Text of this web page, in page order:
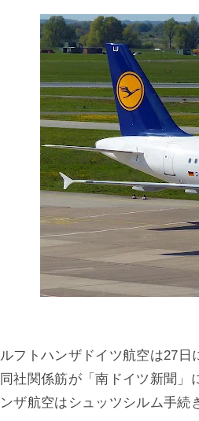
ルフトハンザドイツ航空は27日
同社関係筋が「南ドイツ新聞」
ンザ航空はシュッツシルム手続